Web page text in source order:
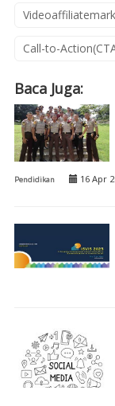
Call-to-
Baca Juga:
Pendidikan 16 Apr